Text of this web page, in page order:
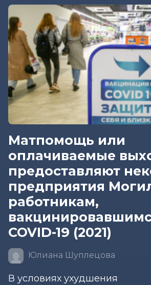
Матпомощь или
оплачиваемые
предоставляют
предприятия
работникам,
COVID-19 (2021)
Юлиана Шуплецова
В условиях ухудшения